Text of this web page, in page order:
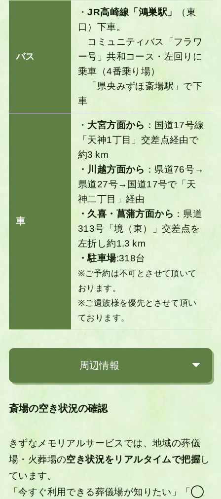
バス
・JR高崎線「鴻巣駅」
（東
口）下車。
コミュニティバス「フラワ
ー号」共和コース・左回りに
乗車（4番乗り場）
「県央みずほ斎場駅」で下
車
車
・ 大宮方面から ：国道17号線
「天神1丁目」交差点経由で
約3 km
・川越方面から ：県道76号→
県道27号→国道17号で「天
神二丁目」経由
・久喜・菖蒲方面から ：県道
313号「境（東）」交差点を
左折し約1.3 km
・駐車場:318台
※ご予約は不可とさせて頂いて
おります。
※ご遺族様を優先とさせて頂い
ております。
周辺情報
斎場の空き状況の確認
きずなメモリアルサービスでは、地域の葬儀
場・火葬場の空き状況をリアルタイムで把握し
ています。
「今すぐ利用できる葬儀場が知りたい」「◯